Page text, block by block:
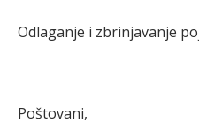
Odlaganje i zbrinjavanje
Poštovani,